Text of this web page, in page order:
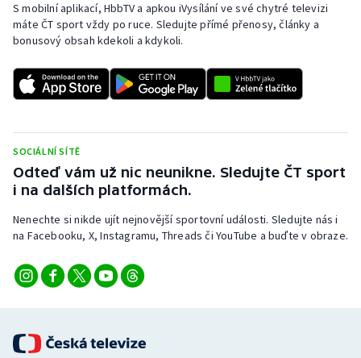
Rychlostní kanoistika
Short track
Sportovní střelba
Triatlon
Vodní slalom
Volejbal
S mobilní aplikací, HbbTV a apkou iVysílání ve své chytré televizi
máte ČT sport vždy po ruce. Sledujte přímé přenosy, články a
bonusový obsah kdekoli a kdykoli.
SOCIÁLNÍ SÍTĚ
Odteď vám už nic neunikne. Sledujte ČT sport
i na dalších platformách.
Nenechte si nikde ujít nejnovější sportovní události. Sledujte nás i
na Facebooku, X, Instagramu, Threads či YouTube a buďte v obraze.